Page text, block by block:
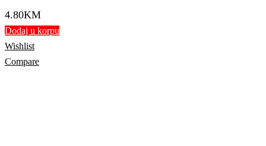
4.80KM
Dodaj u korpu
Wishlist
Compare